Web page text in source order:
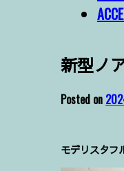
新型ノ
Posted on
モデリスタフ